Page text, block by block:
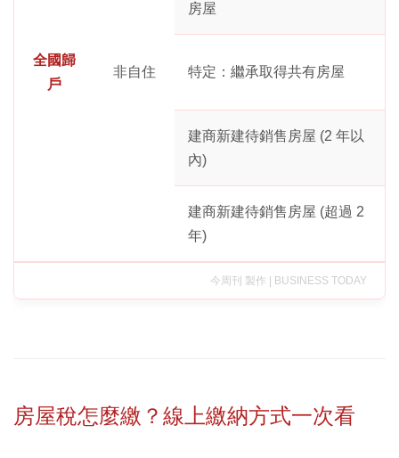
全國歸
戶
非自住
房屋
特定：繼承取得共有房屋
建商新建待銷售房屋 (2 年以
內)
建商新建待銷售房屋 (超過 2
年)
今周刊 製作 | BUSINESS TODAY
房屋稅怎麼繳？線上繳納方式一次看